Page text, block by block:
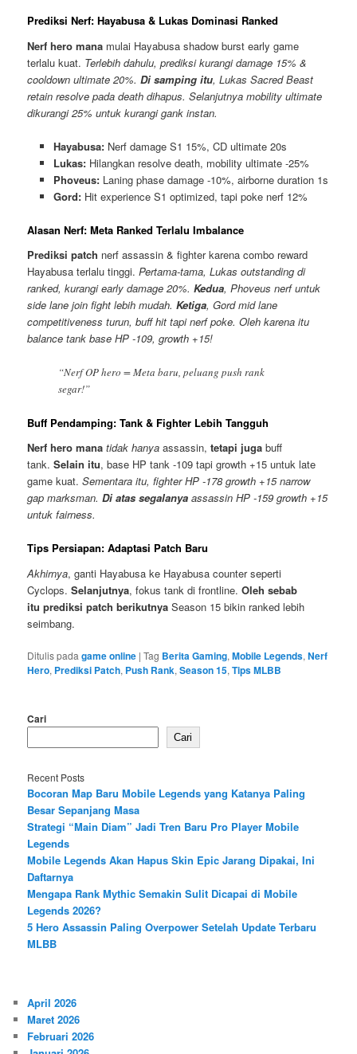
Prediksi Nerf: Hayabusa & Lukas Dominasi Ranked
Nerf hero mana mulai Hayabusa shadow burst early game
terlalu kuat. Terlebih dahulu, prediksi kurangi damage 15% &
cooldown ultimate 20%.Di samping itu, Lukas Sacred Beast
retain resolve pada death dihapus. Selanjutnya mobility ultimate
dikurangi 25% untuk kurangi gank instan.
Hayabusa:Nerf damage S1 15%, CD ultimate 20s
Lukas:Hilangkan resolve death, mobility ultimate -25%
Phoveus:Laning phase damage -10%, airborne duration 1s
Gord:Hit experience S1 optimized, tapi poke nerf 12%
Alasan Nerf: Meta Ranked Terlalu Imbalance
Prediksi patch nerf assassin & fighter karena combo reward
Hayabusa terlalu tinggi.Pertama-tama, Lukas outstanding di
ranked, kurangi early damage 20%.Kedua, Phoveus nerf untuk
side lane join fight lebih mudah.Ketiga, Gord mid lane
competitiveness turun, buff hit tapi nerf poke. Oleh karena itu
balance tank base HP -109, growth +15!
“Nerf OP hero = Meta baru, peluang push rank
segar!”
Buff Pendamping: Tank & Fighter Lebih Tangguh
Nerf hero mana tidak hanya assassin,tetapi juga buff
tank.Selain itu, base HP tank -109 tapi growth +15 untuk late
game kuat.Sementara itu, fighter HP -178 growth +15 narrow
gap marksman.Di atas segalanya assassin HP -159 growth +15
untuk fairness.
Tips Persiapan: Adaptasi Patch Baru
Akhirnya, ganti Hayabusa ke Hayabusa counter seperti
Cyclops.Selanjutnya, fokus tank di frontline.Oleh sebab
itu prediksi patch berikutnya Season 15 bikin ranked lebih
seimbang.
Ditulis pada game online |Tag Berita Gaming,Mobile Legends,Nerf
Hero, Prediksi Patch, Push Rank,Season 15,Tips MLBB
Cari
Cari
Recent Posts
Bocoran Map Baru Mobile Legends yang Katanya Paling
Besar Sepanjang Masa
Strategi “Main Diam” Jadi Tren Baru Pro Player Mobile
Legends
Mobile Legends Akan Hapus Skin Epic Jarang Dipakai, Ini
Daftarnya
Mengapa Rank Mythic Semakin Sulit Dicapai di Mobile
Legends 2026?
5 Hero Assassin Paling Overpower Setelah Update Terbaru
MLBB
April 2026
Maret 2026
Februari 2026